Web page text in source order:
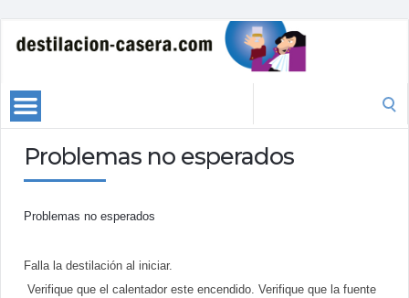
Problemas no esperados
Problemas no esperados
Falla la destilación al iniciar.
Verifique que el calentador este encendido. Verifique que la fuente